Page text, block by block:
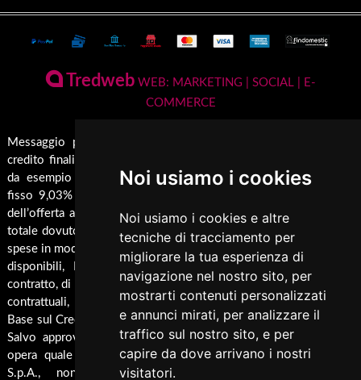
Noi usiamo i cookies
Noi usiamo i cookies e altre
tecniche di tracciamento per
migliorare la tua esperienza di
navigazione nel nostro sito, per
mostrarti contenuti personalizzati
e annunci mirati, per analizzare il
traffico sul nostro sito, e per
capire da dove arrivano i nostri
visitatori.
Servizio di Assistenza Post Vendita
Rendicondazione erogazioni pubbliche
Rivestimenti su misura
Pellet
Camini
Inserti
Caldaie
Barbecue
Cucina
Termocucina
Climatizzatori
Pannelli Solari/Bollitori/Puffer
Ricambi
Arredamento
Terms and Privacy
Condizioni generali di vendita
Pagamenti Disponibili
Spedizione & Imballaggio
Cambio e Restituzione Merci
Tredweb WEB: MARKETING | SOCIAL | E-
COMMERCE
Messaggio pubblicitario con finalità promozionale. Offerta di
credito finalizzato valida dal 01/01/2026 al 31/12/2026 come
da esempio rappresentativo: Prezzo del bene € 1000,00 Tan
fisso 9,03% Taeg 9,42%, in 24 rate da € 45,7 costi accessori
dell’offerta azzerati. Importo totale del credito € 1000. Importo
totale dovuto dal Consumatore € 1096,8. Al fine di gestire le tue
spese in modo responsabile e di conoscere eventuali altre offerte
disponibili, Findomestic ti ricorda, prima di sottoscrivere il
contratto, di prendere visione di tutte le condizioni economiche e
contrattuali, facendo riferimento alle Informazioni Europee di
Base sul Credito ai Consumatori (IEBCC) presso il punto vendita.
Salvo approvazione di Findomestic Banca S.p.A.. Trulli Camini
opera quale intermediario del credito per Findomestic Banca
S.p.A., non in esclusiva, per maggiori info cliccare